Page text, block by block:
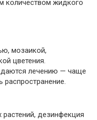
количеством жидкого
мозаикой,
цветения.
лечению — чаще
распространение.
дезинфекция